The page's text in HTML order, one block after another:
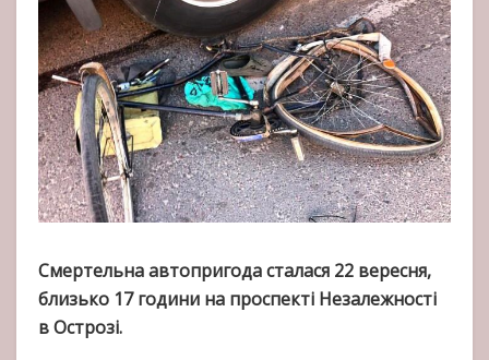
Cмертельна автопригода сталася 22 вересня,
близько 17 години на проспекті Незалежності
в Острозі.